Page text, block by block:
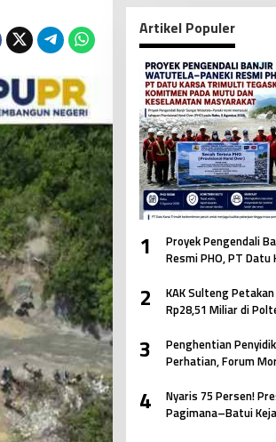
Artikel Populer
1
Proyek Pengendali
Resmi PHO, PT
Masyarakat
2
KAK Sulteng
Rp28,51 Miliar di
3
Penghentian
Perhatian, Forum
4
Nyaris 75 Persen!
Pagimana–Batui